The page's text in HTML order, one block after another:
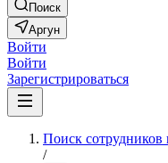
Поиск
Аргун
Войти
Войти
Зарегистрироваться
Поиск сотрудников
/